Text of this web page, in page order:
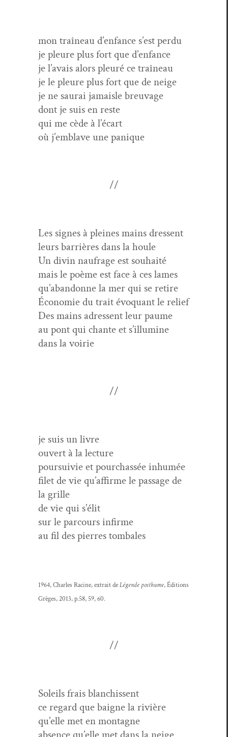
mon traîneau d’enfance s’est perdu
je pleure plus fort que d’enfance
je l’avais alors pleuré ce traîneau
je le pleure plus fort que de neige
je ne saurai jamaisle breuvage
dont je suis en reste
qui me cède à l’écart
où j’emblave une panique
//
Les signes à pleines mains dressent
leurs bar­rières dans la houle
Un divin naufrage est souhaité
mais le poème est face à ces lames
qu’abandonne la mer qui se retire
Économie du trait évo­quant le relief
Des mains adressent leur paume
au pont qui chante et s’illumine
dans la voirie
//
je suis un livre
ouvert à la lecture
pour­suiv­ie et pour­chas­sée inhumée
filet de vie qu’affirme le pas­sage de
la grille
de vie qui s’élit
sur le par­cours infirme
au fil des pier­res tombales
1964, Charles Racine, extrait deLégende posthume, Édi­tions
Grèges, 2013, p.58, 59, 60.
//
Soleils frais blanchissent
ce regard que baigne la rivière
qu’elle met en montagne